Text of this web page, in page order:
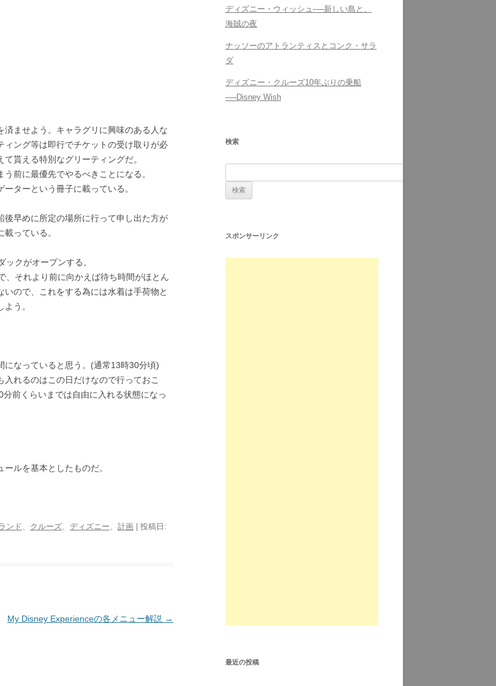
ませよう。キャラグリに興味のある人な
ィング等は即行でチケットの受け取りが必
貰える特別なグリーティングだ。
前に最優先でやるべきことになる。
ターという冊子に載っている。
後早めに所定の場所に行って申し出た方が
っている。
クがオープンする。
、それより前に向かえば待ち時間がほとん
ので、これをする為には水着は手荷物と
う。
になっていると思う。(通常13時30分頃)
れるのはこの日だけなので行っておこ
前くらいまでは自由に入れる状態になっ
ルを基本としたものだ。
ンド クルーズ ディズニー 計画 | 投稿日:
My Disney Experienceの各メニュー解説 →
ディズニー・ウィッシュ──新しい島と、
海賊の夜
ナッソーのアトランティスとコンク・サラ
ダ
ディズニー・クルーズ10年ぶりの乗船
──Disney Wish
検索
スポンサーリンク
最近の投稿